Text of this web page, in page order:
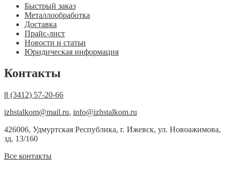
Быстрый заказ
Металлообработка
Доставка
Прайс-лист
Новости и статьи
Юридическая информация
Контакты
8 (3412) 57-20-66
izhstalkom@mail.ru, info@izhstalkom.ru
426006, Удмуртская Республика, г. Ижевск, ул. Новоажимова,
зд. 13/160
Все контакты